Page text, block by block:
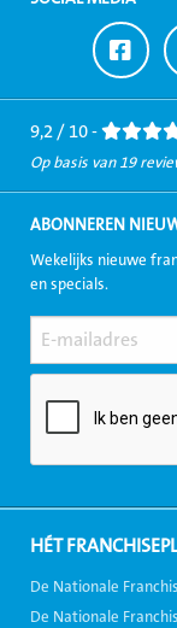
Ga
naar
9,2 / 10 -
Op basis van 19
ABONNEREN
Wekelijks nieuwe
en specials.
HÉT
De Nationale
De Nationale